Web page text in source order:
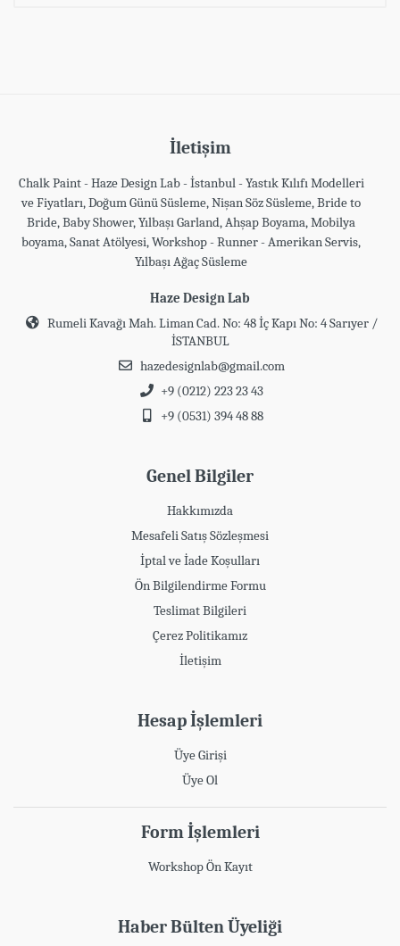
İletişim
Chalk Paint - Haze Design Lab - İstanbul - Yastık Kılıfı Modelleri
ve Fiyatları, Doğum Günü Süsleme, Nişan Söz Süsleme, Bride to
Bride, Baby Shower, Yılbaşı Garland, Ahşap Boyama, Mobilya
boyama, Sanat Atölyesi, Workshop - Runner - Amerikan Servis,
Yılbaşı Ağaç Süsleme
Haze Design Lab
Rumeli Kavağı Mah. Liman Cad. No: 48 İç Kapı No: 4 Sarıyer /
İSTANBUL
hazedesignlab@gmail.com
+9 (0212) 223 23 43
+9 (0531) 394 48 88
Genel Bilgiler
Hakkımızda
Mesafeli Satış Sözleşmesi
İptal ve İade Koşulları
Ön Bilgilendirme Formu
Teslimat Bilgileri
Çerez Politikamız
İletişim
Hesap İşlemleri
Üye Girişi
Üye Ol
Form İşlemleri
Workshop Ön Kayıt
Haber Bülten Üyeliği